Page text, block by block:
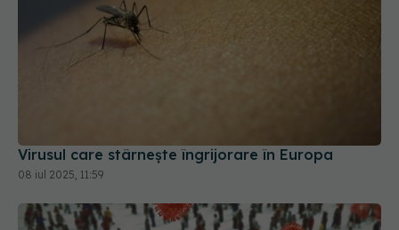
Virusul care stârnește îngrijorare în Europa
08 iul 2025, 11:59